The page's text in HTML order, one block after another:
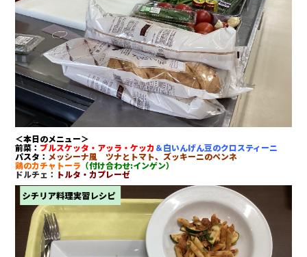
＜本日のメニュー＞
前菜： ブルスケッタ・アッラ・ケッカ ＆白いんげん豆のクロスティーニ
パスタ： メッシーナ風 ツナとトマト、ズッキーニのペンネ
鶏のカチャトーラ （付け合わせ:インゲン）
ドルチェ： トルタ・カプレーゼ